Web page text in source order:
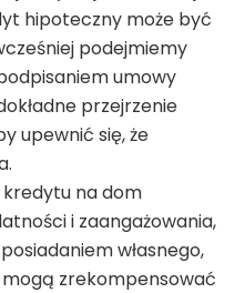
hipoteczny może być
podejmiemy
umowy
przejrzenie
upewnić się, że
kredytu na dom
i zaangażowania,
własnego,
zrekompensować